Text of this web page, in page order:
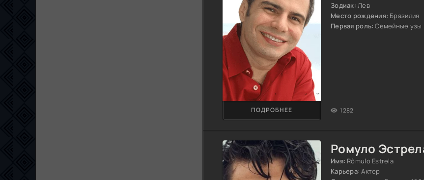
Зодиак: Лев
Место рождения: Бразилия
Первая роль: Семейные узы
ПОДРОБНЕЕ 1282
Ромуло
Имя: Rômulo Estrela
Карьера: Актер